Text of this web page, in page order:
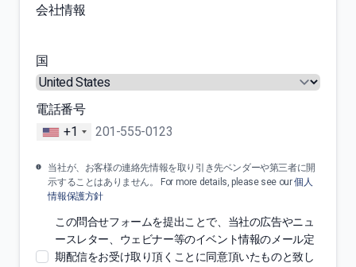
会社情報
国
電話番号
+1
当社が、お客様の連絡先情報を取り引き先ベンダーや第三者に開
示することはありません。 For more details, please see our個人
情報保護方針
この問合せフォームを提出ことで、当社の広告やニュ
ースレター、ウェビナー等のイベント情報のメール定
期配信をお受け取り頂くことに同意頂いたものと致し